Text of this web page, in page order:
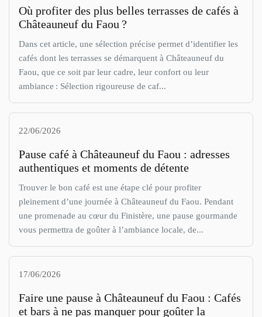
Où profiter des plus belles terrasses de cafés à
Châteauneuf du Faou ?
Dans cet article, une sélection précise permet d’identifier les
cafés dont les terrasses se démarquent à Châteauneuf du
Faou, que ce soit par leur cadre, leur confort ou leur
ambiance : Sélection rigoureuse de caf...
22/06/2026
Pause café à Châteauneuf du Faou : adresses
authentiques et moments de détente
Trouver le bon café est une étape clé pour profiter
pleinement d’une journée à Châteauneuf du Faou. Pendant
une promenade au cœur du Finistère, une pause gourmande
vous permettra de goûter à l’ambiance locale, de...
17/06/2026
Faire une pause à Châteauneuf du Faou : Cafés
et bars à ne pas manquer pour goûter la